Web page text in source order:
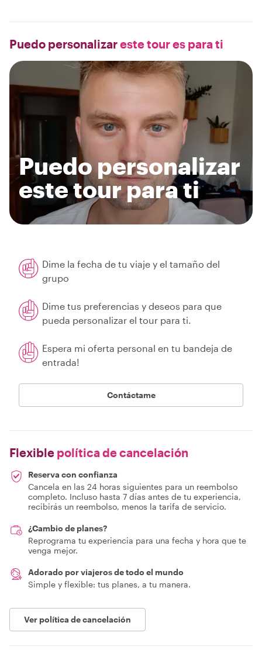
Puedo personalizareste tour es para ti
Puedo personalizar
este tour para ti
Dime la fecha de tu viaje y el tamaño del
grupo
Dime tus preferencias y deseos para que
pueda personalizar el tour para ti.
Espera mi oferta personal en tu bandeja de
entrada!
Contáctame
Flexible política de cancelación
Reserva con confianza
Cancela en las 24 horas siguientes para un reembolso
completo. Incluso hasta 7 días antes de tu experiencia,
recibirás un reembolso, menos la tarifa de servicio.
¿Cambio de planes?
Reprograma tu experiencia para una fecha y hora que te
venga mejor.
Adorado por viajeros de todo el mundo
Simple y flexible: tus planes, a tu manera.
Ver política de cancelación